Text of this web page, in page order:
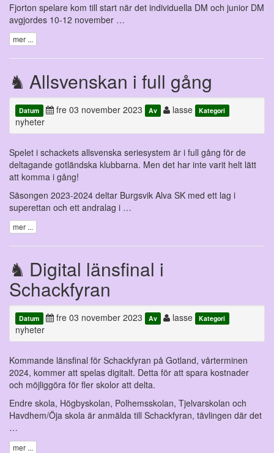
Fjorton spelare kom till start när det individuella DM och junior DM
avgjordes 10-12 november …
mer ...
Allsvenskan i full gång
Datum fre 03 november 2023 Av lasse Kategori
nyheter
Spelet i schackets allsvenska seriesystem är i full gång för de
deltagande gotländska klubbarna. Men det har inte varit helt lätt
att komma i gång!
Säsongen 2023-2024 deltar Burgsvik Alva SK med ett lag i
superettan och ett andralag i …
mer ...
Digital länsfinal i
Schackfyran
Datum fre 03 november 2023 Av lasse Kategori
nyheter
Kommande länsfinal för Schackfyran på Gotland, vårterminen
2024, kommer att spelas digitalt. Detta för att spara kostnader
och möjliggöra för fler skolor att delta.
Endre skola, Högbyskolan, Polhemsskolan, Tjelvarskolan och
Havdhem/Öja skola är anmälda till Schackfyran, tävlingen där det
…
mer ...